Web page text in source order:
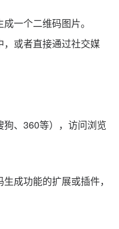
一个二维码图片。
或者直接通过社交媒
、360等），访问浏览
成功能的扩展或插件，